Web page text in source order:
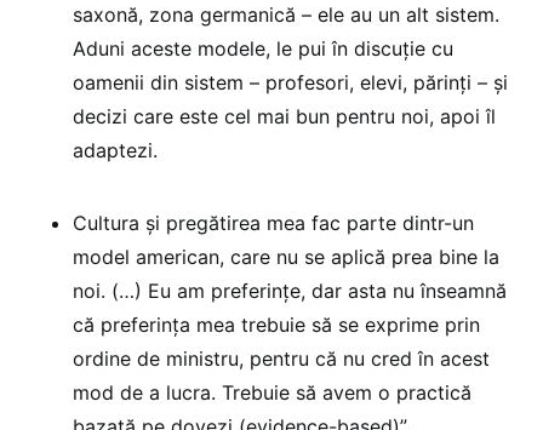
saxonă, zona germanică – ele au un alt sistem.
Aduni aceste modele, le pui în discuție cu
oamenii din sistem – profesori, elevi, părinți – și
decizi care este cel mai bun pentru noi, apoi îl
adaptezi.
Cultura și pregătirea mea fac parte dintr-un
model american, care nu se aplică prea bine la
noi. (…) Eu am preferințe, dar asta nu înseamnă
că preferința mea trebuie să se exprime prin
ordine de ministru, pentru că nu cred în acest
mod de a lucra. Trebuie să avem o practică